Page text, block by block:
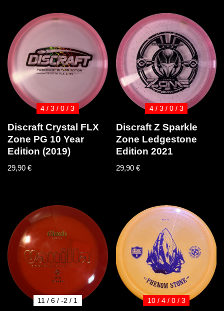
4 / 3 / 0 / 3
Discraft Crystal FLX
Zone PG 10 Year
Edition (2019)
29,90 €
4 / 3 / 0 / 3
Discraft Z Sparkle
Zone Ledgestone
Edition 2021
29,90€
11 / 6 / -2 / 1 10 / 4 / 0 / 3